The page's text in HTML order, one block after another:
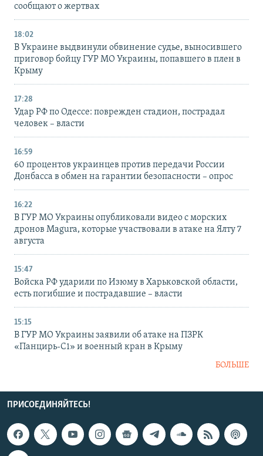
сообщают о жертвах
18:02
В Украине выдвинули обвинение судье, выносившего
приговор бойцу ГУР МО Украины, попавшего в плен в
Крыму
17:28
Удар РФ по Одессе: поврежден стадион, пострадал
человек – власти
16:59
60 процентов украинцев против передачи России
Донбасса в обмен на гарантии безопасности – опрос
16:22
В ГУР МО Украины опубликовали видео с морских
дронов Magura, которые участвовали в атаке на Ялту 7
августа
15:47
Войска РФ ударили по Изюму в Харьковской области,
есть погибшие и пострадавшие – власти
15:15
В ГУР МО Украины заявили об атаке на ПЗРК
«Панцирь-С1» и военный кран в Крыму
БОЛЬШЕ
ПРИСОЕДИНЯЙТЕСЬ!